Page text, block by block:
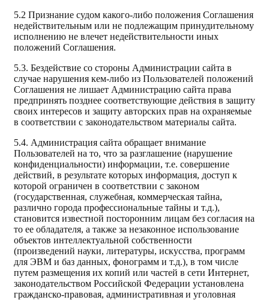
5.2 Признание судом какого-либо положения Соглашения
недействительным или не подлежащим принудительному
исполнению не влечет недействительности иных
положений Соглашения.
5.3. Бездействие со стороны Администрации сайта в
случае нарушения кем-либо из Пользователей положений
Соглашения не лишает Администрацию сайта права
предпринять позднее соответствующие действия в защиту
своих интересов и защиту авторских прав на охраняемые
в соответствии с законодательством материалы сайта.
5.4. Администрация сайта обращает внимание
Пользователей на то, что за разглашение (нарушение
конфиденциальности) информации, т.е. совершение
действий, в результате которых информация, доступ к
которой ограничен в соответствии с законом
(государственная, служебная, коммерческая тайна,
различно города профессиональные тайны и т.д.),
становится известной посторонним лицам без согласия на
то ее обладателя, а также за незаконное использование
объектов интеллектуальной собственности
(произведений науки, литературы, искусства, программ
для ЭВМ и баз данных, фонограмм и т.д.), в том числе
путем размещения их копий или частей в сети Интернет,
законодательством Российской Федерации установлена
гражданско-правовая, административная и уголовная